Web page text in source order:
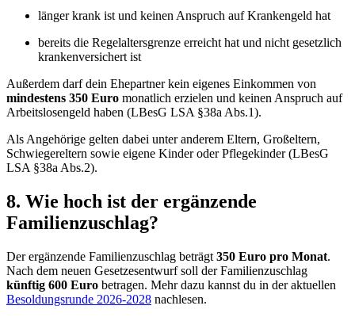
länger krank ist und keinen Anspruch auf Krankengeld hat
bereits die Regelaltersgrenze erreicht hat und nicht gesetzlich
krankenversichert ist
Außerdem darf dein Ehepartner kein eigenes Einkommen von
mindestens 350 Euro monatlich erzielen und keinen Anspruch auf
Arbeitslosengeld haben (LBesG LSA §38a Abs.1).
Als Angehörige gelten dabei unter anderem Eltern, Großeltern,
Schwiegereltern sowie eigene Kinder oder Pflegekinder (LBesG
LSA §38a Abs.2).
8. Wie hoch ist der ergänzende
Familienzuschlag?
Der ergänzende Familienzuschlag beträgt 350 Euro pro Monat.
Nach dem neuen Gesetzesentwurf soll der Familienzuschlag
künftig 600 Euro betragen. Mehr dazu kannst du in der aktuellen
Besoldungsrunde 2026-2028 nachlesen.